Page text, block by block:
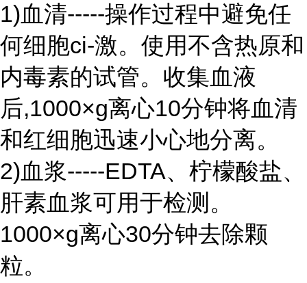
1)血清-----操作过程中避免任
何细胞ci-激。使用不含热原和
内毒素的试管。收集血液
后,1000×g离心10分钟将血清
和红细胞迅速小心地分离。
2)血浆-----EDTA、柠檬酸盐、
肝素血浆可用于检测。
1000×g离心30分钟去除颗
粒。